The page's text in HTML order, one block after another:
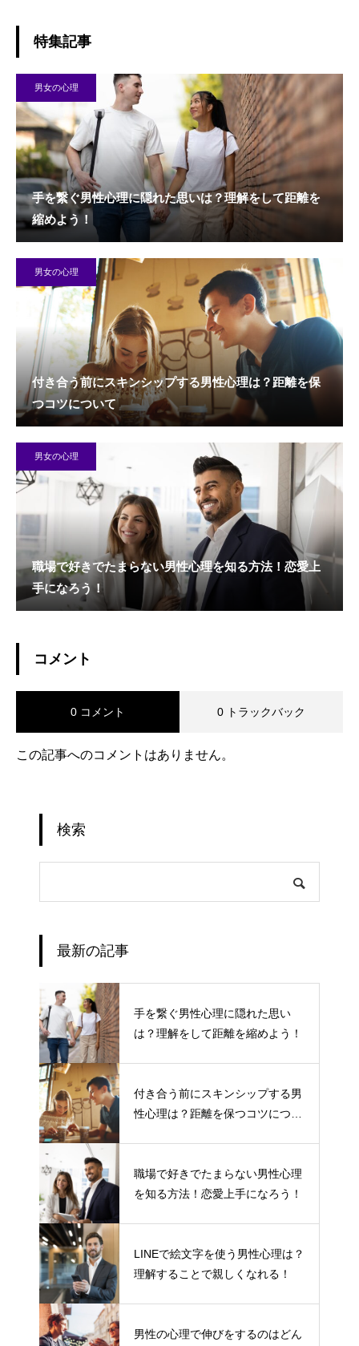
特集記事
男女の心理
手を繋ぐ男性心理に隠れた思いは？理解をして距離を
縮めよう！
男女の心理
付き合う前にスキンシップする男性心理は？距離を保
つコツについて
男女の心理
職場で好きでたまらない男性心理を知る方法！恋愛上
手になろう！
コメント
0 コメント 0 トラックバック
この記事へのコメントはありません。
検索
最新の記事
手を繋ぐ男性心理に隠れた思い
は？理解をして距離を縮めよう！
付き合う前にスキンシップする男
性心理は？距離を保つコツについ
職場で好きでたまらない男性心理
を知る方法！恋愛上手になろう！
LINEで絵文字を使う男性心理は？
理解することで親しくなれる！
男性の心理で伸びをするのはどん